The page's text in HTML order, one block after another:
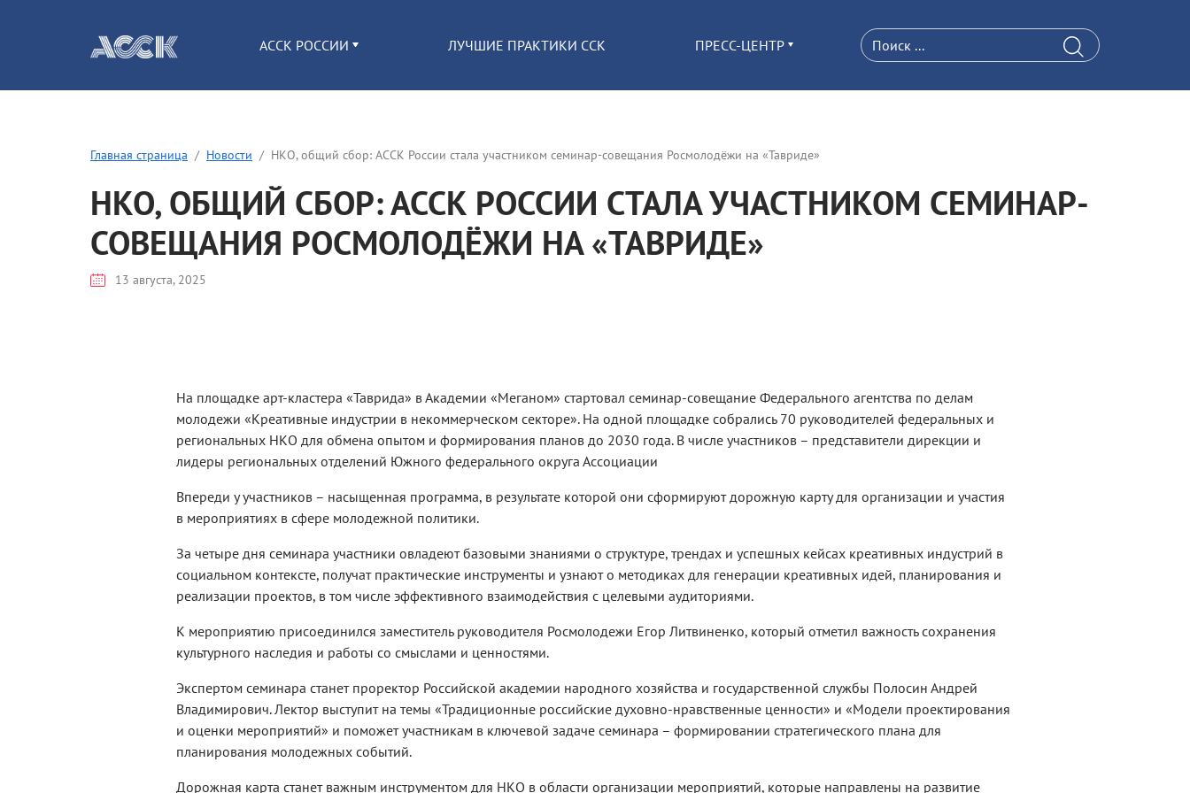
АССК РОССИИ ЛУЧШИЕ ПРАКТИКИ ССК ПРЕСС-ЦЕНТР
Главная страница Новости НКО, общий сбор: АССК России стала участником семинар-совещания Росмолодёжи на «Тавриде»
НКО, ОБЩИЙ СБОР: АССК РОССИИ СТАЛА УЧАСТНИКОМ СЕМИНАР-
СОВЕЩАНИЯ РОСМОЛОДЁЖИ НА «ТАВРИДЕ»
13 августа, 2025
На площадке арт-кластера «Таврида» в Академии «Меганом» стартовал семинар-совещание Федерального агентства по делам
молодежи «Креативные индустрии в некоммерческом секторе». На одной площадке собрались 70 руководителей федеральных и
региональных НКО для обмена опытом и формирования планов до 2030 года. В числе участников – представители дирекции и
лидеры региональных отделений Южного федерального округа Ассоциации
Впереди у участников – насыщенная программа, в результате которой они сформируют дорожную карту для организации и участия
в мероприятиях в сфере молодежной политики.
За четыре дня семинара участники овладеют базовыми знаниями о структуре, трендах и успешных кейсах креативных индустрий в
социальном контексте, получат практические инструменты и узнают о методиках для генерации креативных идей, планирования и
реализации проектов, в том числе эффективного взаимодействия с целевыми аудиториями.
К мероприятию присоединился заместитель руководителя Росмолодежи Егор Литвиненко, который отметил важность сохранения
культурного наследия и работы со смыслами и ценностями.
Экспертом семинара станет проректор Российской академии народного хозяйства и государственной службы Полосин Андрей
Владимирович. Лектор выступит на темы «Традиционные российские духовно-нравственные ценности» и «Модели проектирования
и оценки мероприятий» и поможет участникам в ключевой задаче семинара – формировании стратегического плана для
планирования молодежных событий.
Дорожная карта станет важным инструментом для НКО в области организации мероприятий, которые направлены на развитие